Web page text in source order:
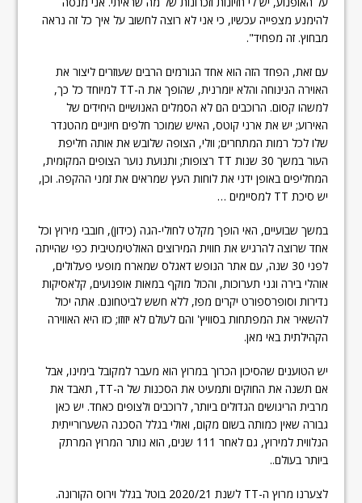
להימנע מצפייה עכשיו, כי אני לא רוצה לחשוב על איך כל זה נראה
מבחוץ. זה מפחיד".
עם זאת, הפחד הזה הוא אחד הגורמים הרבים שעוזרים ליצור את
האוירה הנינוחה והלא יומרנית, שהופך את ה-TT למיוחד כל כך,
למשהו קסום. הרוכבים הם לא הסמלים האנושיים היחידים של
האירוע; יש את ארני קוטס, האיש שמוכר חלפים חיוניים מהטנדר
שלו לכל רמות המתחרים; וולי, הצופה שלובש את אותה חליפת
העור במשך 30 שנות TT רצופות; ותנועת נוער הצופים המקומית,
המחליפים באופן ידני את לוחות העץ שמראים את זמני ההקפה. וכן,
יש סיכת TT למסיימים …
במשך שבועיים, האי הופך מקלט לחולי-הגה (כידון), חובבי מירוץ וכל
אחד שרוצה להרגיש את חווית המירוצים האולטימטיבית כפי שהייתה
לפני 30 שנה, עם אתר הנופש דאגלס שמארח מופעי פעלולים,
אוהלי בירה וגני תערוכות, והכול מוקף במאות אופנועים, קלאסיקות
נדירות וסופרספורט יקרים מפז, ללא חשש לביטחונם. אתה יכול
להשאיר את המפתחות בסוויץ' והם לעולם לא יזוזו; כזו היא האווירה
הקהילתית באי מאן.
יש הטוענים שהסיכון הכרוך במרוץ הוא מעבר למקובל בימינו, אבל
אם תשנה את החוקים ותמעיט את הסכנות של ה-TT, תאבד את
מרבית הריגושים הגדולים ביותר, לרוכבים ולצופים כאחד. יש כאן
גבורה שאין כמותה בשום מקום, ואולי בגלל הסכנה השערורייתית
הנלווית למירוץ, גם לאחר 111 שנים, הוא נותר המרוץ המרתק
ביותר בעולם..
לצערנו מרוץ ה-TT לשנת 2020/21 בוטל בגלל וירוס הקורונה.